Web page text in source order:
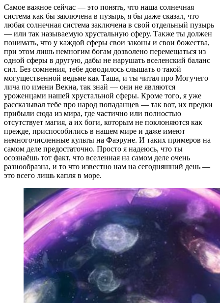
Самое важное сейчас — это понять, что наша солнечная
система как бы заключена в пузырь, я бы даже сказал, что
любая солнечная система заключена в свой отдельный пузырь
— или так называемую хрустальную сферу. Также ты должен
понимать, что у каждой сферы свои законы и свои божества,
при этом лишь немногим богам дозволено перемещаться из
одной сферы в другую, дабы не нарушать вселенский баланс
сил. Без сомнения, тебе доводилось слышать о такой
могущественной ведьме как Таша, и ты читал про Могучего
лича по имени Векна, так знай — они не являются
уроженцами нашей хрустальной сферы. Кроме того, я уже
рассказывал тебе про народ попаданцев — так вот, их предки
прибыли сюда из мира, где частично или полностью
отсутствует магия, а их боги, которым не поклоняются как
прежде, приспособились в нашем мире и даже имеют
немногочисленные культы на Фаэруне. И таких примеров на
самом деле предостаточно. Просто я надеюсь, что ты
осознаёшь тот факт, что вселенная на самом деле очень
разнообразна, и то что известно нам на сегодняшний день —
это всего лишь капля в море.